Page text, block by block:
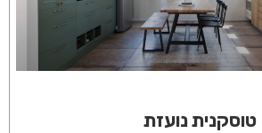
טוסקנית נועזת